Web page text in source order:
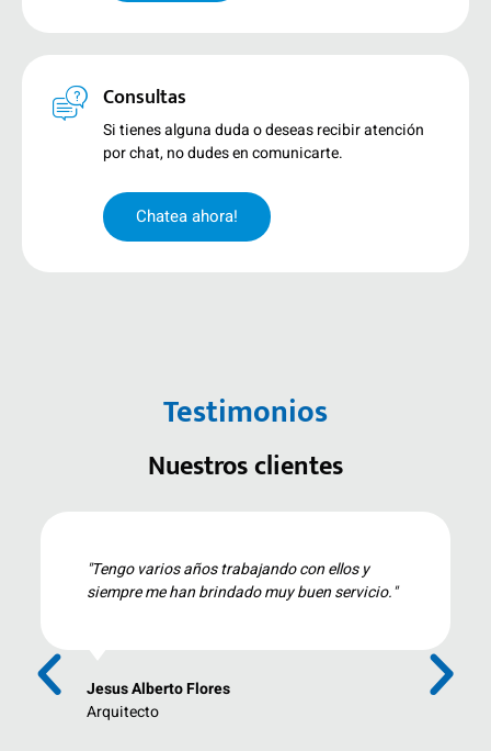
Consultas
Si tienes alguna duda o deseas recibir atención
por chat, no dudes en comunicarte.
Chatea ahora!
Testimonios
Nuestros clientes
"excelente empresa..muy profesionales y
excelente seguimiento a todas sus propuestas
Jose A. Villegas